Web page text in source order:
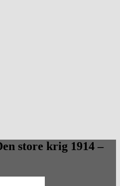
store krig 1914 –